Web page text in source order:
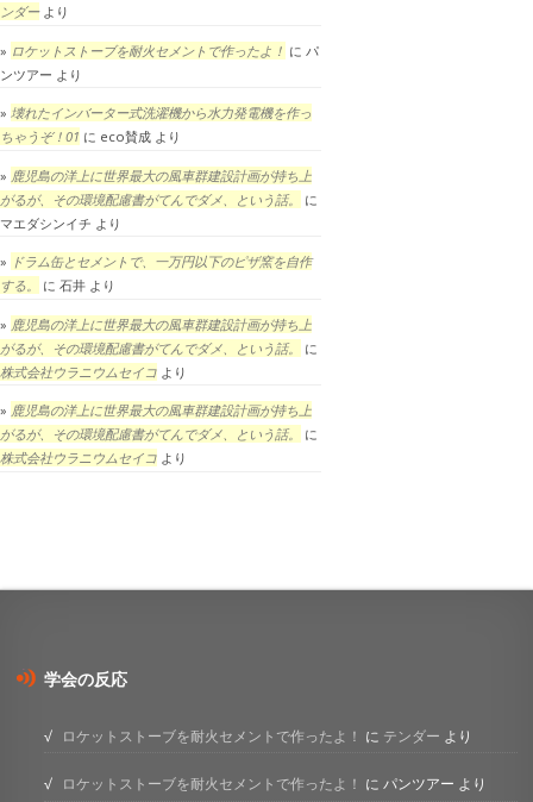
ンダーより
ロケットストーブを耐火セメントで作ったよ！ に パ
ンツアー より
壊れたインバーター式洗濯機から水力発電機を作っ
ちゃうぞ！01 に eco賛成 より
鹿児島の洋上に世界最大の風車群建設計画が持ち上
がるが、その環境配慮書がてんでダメ、という話。
に
マエダシンイチ より
ドラム缶とセメントで、一万円以下のピザ窯を自作
する。
に 石井 より
鹿児島の洋上に世界最大の風車群建設計画が持ち上
がるが、その環境配慮書がてんでダメ、という話。
に
株式会社ウラニウムセイコ より
鹿児島の洋上に世界最大の風車群建設計画が持ち上
がるが、その環境配慮書がてんでダメ、という話。
に
株式会社ウラニウムセイコ より
学会の反応
ロケットストーブを耐火セメントで作ったよ！ に テンダー より
ロケットストーブを耐火セメントで作ったよ！ にパンツアー より